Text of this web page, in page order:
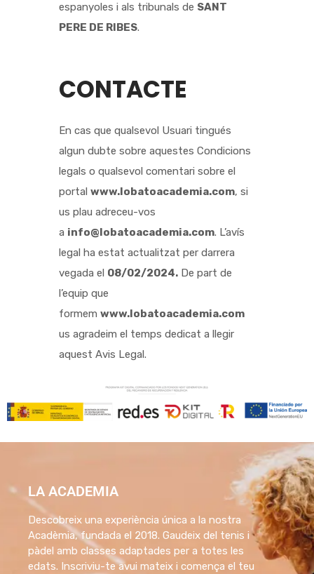
espanyoles i als tribunals de SANT
PERE DE RIBES.
CONTACTE
En cas que qualsevol Usuari tingués
algun dubte sobre aquestes Condicions
legals o qualsevol comentari sobre el
portal www.lobatoacademia.com, si
us plau adreceu-vos
a info@lobatoacademia.com. L’avís
legal ha estat actualitzat per darrera
vegada el 08/02/2024. De part de
l’equip que
formem www.lobatoacademia.com
us agradeim el temps dedicat a llegir
aquest Avis Legal.
LA ACADEMIA
Descobreix una experiència única a la nostra
Acadèmia, fundada el 2018. Gaudeix del tenis i
pàdel amb classes adaptades per a totes les
edats. Inscriviu-te avui mateix i comença el teu